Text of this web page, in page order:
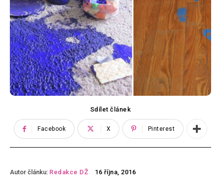
Sdílet článek
Facebook X Pinterest
Autor článku: Redakce DŽ 16 října, 2016